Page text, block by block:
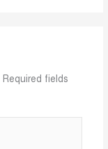
Required fields